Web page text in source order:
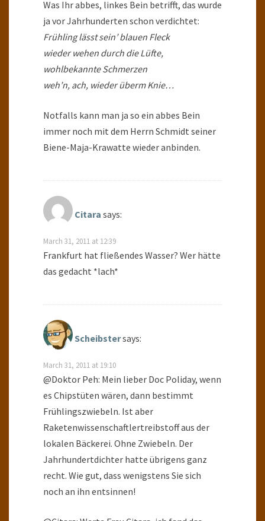
Was Ihr abbes, linkes Bein betrifft, das wurde
ja vor Jahrhunderten schon verdichtet:
Frühling lässt sein’ blauen Fleck
wieder wehen durch die Lüfte,
wohlbekannte Schmerzen
weh’n, ach, wieder überm Knie…
Notfalls kann man ja so ein abbes Bein
immer noch mit dem Herrn Schmidt seiner
Biene-Maja-Krawatte wieder anbinden.
Citara says:
March 31, 2011 at 12:39
Frankfurt hat fließendes Wasser? Wer hätte
das gedacht *lach*
Scheibstersays:
March 31, 2011 at 19:10
@Doktor Peh: Mein lieber Doc Poliday, wenn
es Chipstüten wären, dann bestimmt
Frühlingszwiebeln. Ist aber
Raketenwissenschaftlertreibstoff aus der
lokalen Bäckerei. Ohne Zwiebeln. Der
Jahrhundertdichter hatte übrigens ganz
recht. Wie gut, dass wenigstens Sie sich
noch an ihn entsinnen!